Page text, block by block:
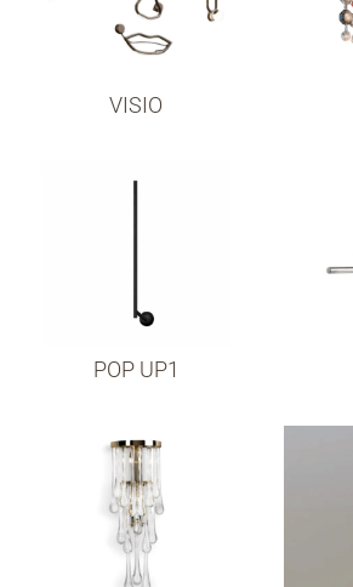
VISIO
POP UP1